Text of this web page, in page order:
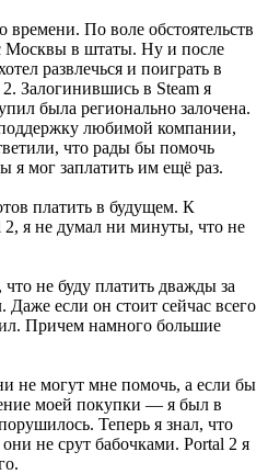
времени. По воле обстоятельств
Москвы в штаты. Ну и после
развлечься и поиграть в
Залогинившись в Steam я
была регионально залочена.
любимой компании,
что рады бы помочь
я мог заплатить им ещё раз.
платить в будущем. К
я не думал ни минуты, что не
не буду платить дважды за
если он стоит сейчас всего
Причем намного большие
не могут мне помочь, а если бы
моей покупки — я был в
Теперь я знал, что
не срут бабочками. Portal 2 я